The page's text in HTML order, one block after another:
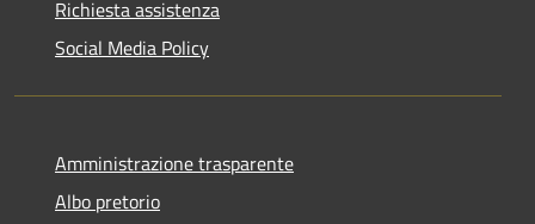
Richiesta assistenza
Social Media Policy
Amministrazione trasparente
Albo pretorio